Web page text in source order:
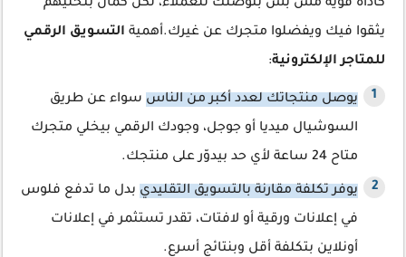
كأداة قوية مش بس بتوصلك للعملاء، لكن كمان بتخليهم
يثقوا فيك ويفضلوا متجرك عن غيرك.أهمية التسويق الرقمي
للمتاجر الإلكترونية:
يوصل منتجاتك لعدد أكبر من الناس سواء عن طريق
السوشيال ميديا أو جوجل، وجودك الرقمي بيخلي متجرك
متاح 24 ساعة لأي حد بيدوّر على منتجك.
يوفر تكلفة مقارنة بالتسويق التقليدي بدل ما تدفع فلوس
في إعلانات ورقية أو لافتات، تقدر تستثمر في إعلانات
أونلاين بتكلفة أقل وبنتائج أسرع.